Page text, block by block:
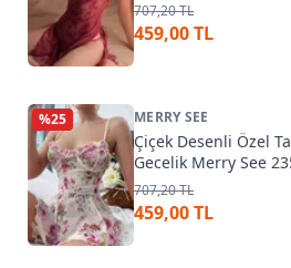
707,20 TL
459,00 TL
%25 MERRY SEE
Çiçek Desenli Özel
Gecelik Merry See
707,20 TL
459,00 TL